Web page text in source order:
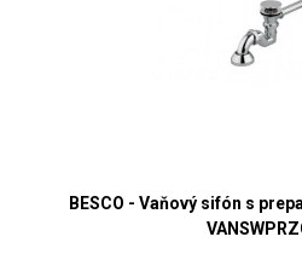
BESCO - Vaňový sifón s